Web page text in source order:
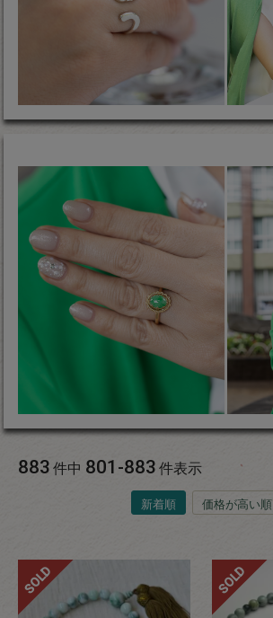
新着順 価格が高い順
883件中 801 -883件表示
SOLD SOLD